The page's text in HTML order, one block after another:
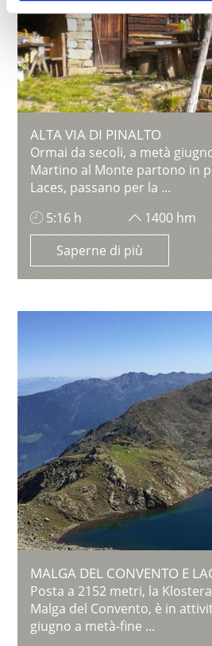
ALTA VIA DI PINALTO
Ormai da secoli, a metà
Martino al Monte partono in
Laces, passano per la ...
5:16 h
1400 hm
Saperne di più
MALGA DEL CONVENTO E
Posta a 2152 metri, la
Malga del Convento, è in
giugno a metà-fine ...